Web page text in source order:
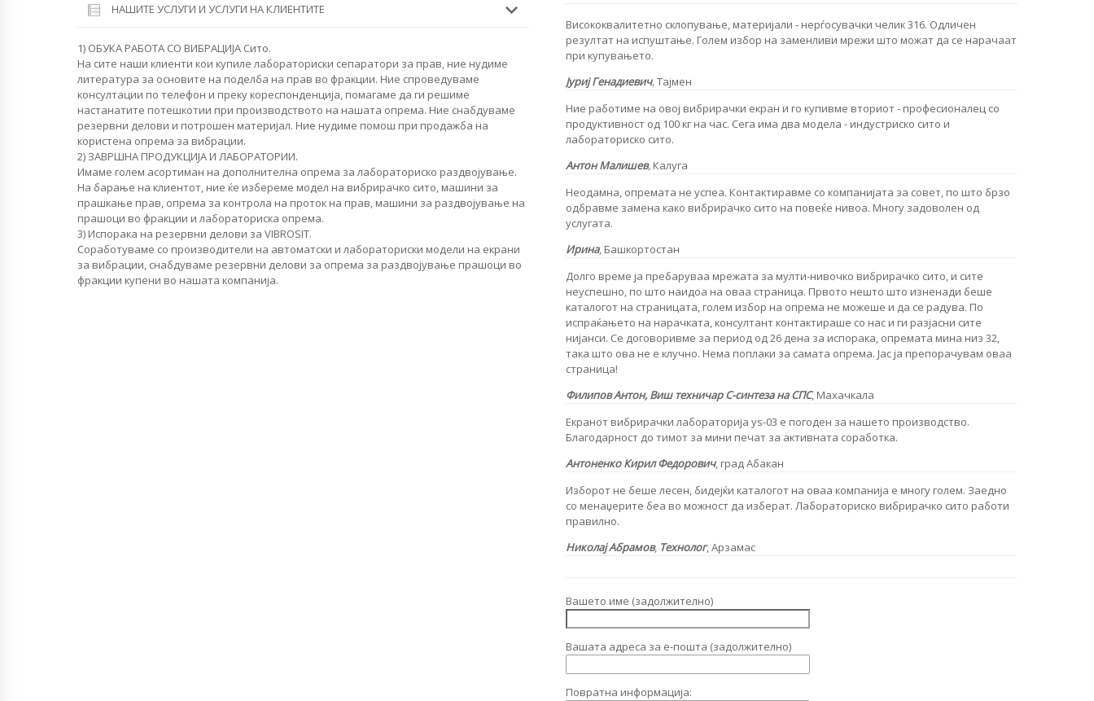
НАШИТЕ УСЛУГИ И УСЛУГИ НА КЛИЕНТИТЕ
1) ОБУКА РАБОТА СО ВИБРАЦИЈА Сито.
На сите наши клиенти кои купиле лабораториски сепаратори за прав, ние нудиме
литература за основите на поделба на прав во фракции. Ние спроведуваме
консултации по телефон и преку кореспонденција, помагаме да ги решиме
настанатите потешкотии при производството на нашата опрема. Ние снабдуваме
резервни делови и потрошен материјал. Ние нудиме помош при продажба на
користена опрема за вибрации.
2) ЗАВРШНА ПРОДУКЦИЈА И ЛАБОРАТОРИИ.
Имаме голем асортиман на дополнителна опрема за лабораториско раздвојување.
На барање на клиентот, ние ќе избереме модел на вибрирачко сито, машини за
прашкање прав, опрема за контрола на проток на прав, машини за раздвојување на
прашоци во фракции и лабораториска опрема.
3) Испорака на резервни делови за VIBROSIT.
Соработуваме со производители на автоматски и лабораториски модели на екрани
за вибрации, снабдуваме резервни делови за опрема за раздвојување прашоци во
фракции купени во нашата компанија.
Висококвалитетно склопување, материјали - нерѓосувачки челик 316. Одличен
резултат на испуштање. Голем избор на заменливи мрежи што можат да се нарачаат
при купувањето.
Јуриј Генадиевич,Тајмен
Ние работиме на овој вибрирачки екран и го купивме вториот - професионалец со
продуктивност од 100 кг на час. Сега има два модела - индустриско сито и
лабораториско сито.
Антон Малишев, Калуга
Неодамна, опремата не успеа. Контактиравме со компанијата за совет, по што брзо
одбравме замена како вибрирачко сито на повеќе нивоа. Многу задоволен од
услугата.
Ирина, Башкортостан
Долго време ја пребаруваа мрежата за мулти-нивочко вибрирачко сито, и сите
неуспешно, по што наидоа на оваа страница. Првото нешто што изненади беше
каталогот на страницата, голем избор на опрема не можеше и да се радува. По
испраќањето на нарачката, консултант контактираше со нас и ги разјасни сите
нијанси. Се договоривме за период од 26 дена за испорака, опремата мина низ 32,
така што ова не е клучно. Нема поплаки за самата опрема. Јас ја препорачувам оваа
страница!
Филипов Антон,Виш техничарС-синтеза на СПС, Махачкала
Екранот вибрирачки лабораторија ys-03 е погоден за нашето производство.
Благодарност до тимот за мини печат за активната соработка.
Антоненко Кирил Федорович, град Абакан
Изборот не беше лесен, бидејќи каталогот на оваа компанија е многу голем. Заедно
со менаџерите беа во можност да изберат. Лабораториско вибрирачко сито работи
правилно.
Николај Абрамов, Технолог, Арзамас
Вашето име (задолжително)
Вашата адреса за е-пошта (задолжително)
Повратна информација: